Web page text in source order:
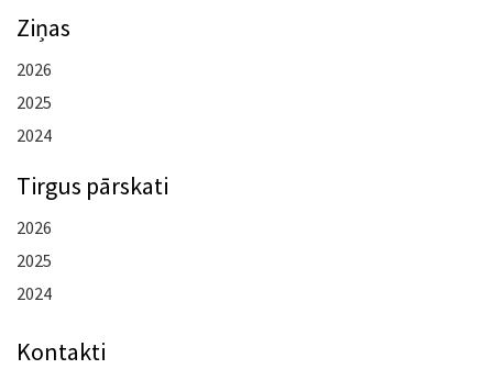
Ziņas
2026
2025
2024
Tirgus pārskati
2026
2025
2024
Kontakti